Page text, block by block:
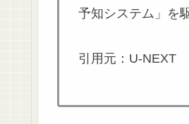
予知システム」を
引用元：U-NEXT